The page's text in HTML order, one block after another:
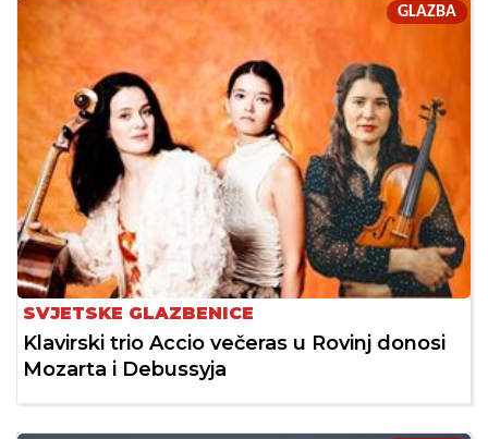
GLAZBA
SVJETSKE GLAZBENICE
Klavirski trio Accio večeras u Rovinj donosi
Mozarta i Debussyja